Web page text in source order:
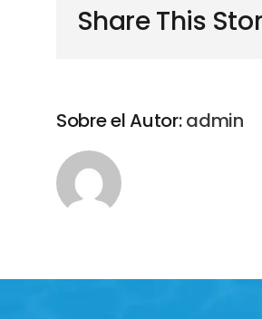
Share This
Sobre el Autor:admin